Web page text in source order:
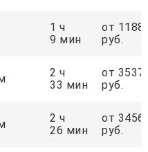
1 ч
9 мин
от 1188
руб.
2 ч
33 мин
от 3537
руб.
2 ч
26 мин
от 3456
руб.